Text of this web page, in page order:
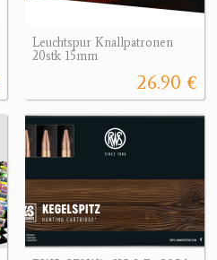
Leuchtspur Knallpatronen
20stk 15mm
26.90 €